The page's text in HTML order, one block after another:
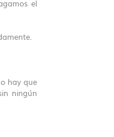
el
hay que
ningún